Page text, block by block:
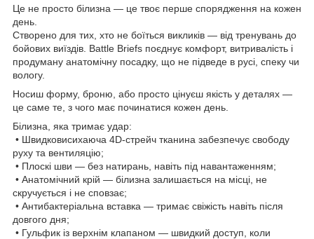
Це не просто білизна — це твоє перше спорядження на кожен
день.
Створено для тих, хто не боїться викликів — від тренувань до
бойових виїздів. Battle Briefs поєднує комфорт, витривалість і
продуману анатомічну посадку, що не підведе в русі, спеку чи
вологу.
Носиш форму, броню, або просто цінуєш якість у деталях —
це саме те, з чого має починатися кожен день.
Білизна, яка тримає удар:
• Швидковисихаюча 4D-стрейч тканина забезпечує свободу
руху та вентиляцію;
• Плоскі шви — без натирань, навіть під навантаженням;
• Анатомічний крій — білизна залишається на місці, не
скручується і не сповзає;
• Антибактеріальна вставка — тримає свіжість навіть після
довгого дня;
• Гульфик із верхнім клапаном — швидкий доступ, коли